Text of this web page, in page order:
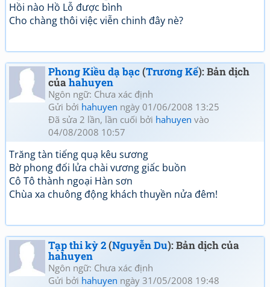
Hồi nào Hồ Lỗ được bình
Cho chàng thôi việc viễn chinh đây nè?
Phong Kiều dạ bạc(Trương Kế): Bản dịch
củahahuyen
Ngôn ngữ: Chưa xác định
Gửi bởi hahuyen ngày 01/06/2008 13:25
Đã sửa 2 lần, lần cuối bởi hahuyen vào
04/08/2008 10:57
Trăng tàn tiếng quạ kêu sương
Bờ phong đối lửa chài vương giấc buồn
Cô Tô thành ngoại Hàn sơn
Chùa xa chuông động khách thuyền nửa đêm!
Tạp thi kỳ 2(Nguyễn Du): Bản dịch của
hahuyen
Ngôn ngữ: Chưa xác định
Gửi bởi hahuyen ngày 31/05/2008 19:48